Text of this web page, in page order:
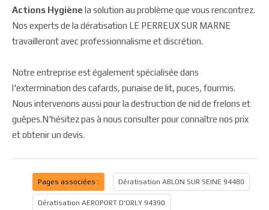
Actions Hygiène la solution au problème que vous rencontrez.
Nos experts de la dératisation LE PERREUX SUR MARNE
travailleront avec professionnalisme et discrétion.
Notre entreprise est également spécialisée dans
l'extermination des cafards, punaise de lit, puces, fourmis.
Nous intervenons aussi pour la destruction de nid de frelons et
guêpes.N'hésitez pas à nous consulter pour connaître nos prix
et obtenir un devis.
Pages associées : Dératisation ABLON SUR SEINE 94480
Dératisation AEROPORT D'ORLY 94390